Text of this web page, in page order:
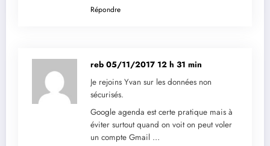
Répondre
reb 05/11/2017 12 h 31 min
Je rejoins Yvan sur les données non
sécurisés.
Google agenda est certe pratique mais à
éviter surtout quand on voit on peut voler
un compte Gmail …